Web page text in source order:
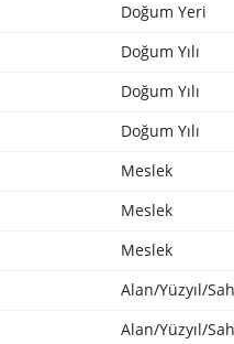
Doğum Yeri
Doğum Yılı
Doğum Yılı
Doğum Yılı
Meslek
Meslek
Meslek
Alan/Yüzyıl/
Alan/Yüzyıl/